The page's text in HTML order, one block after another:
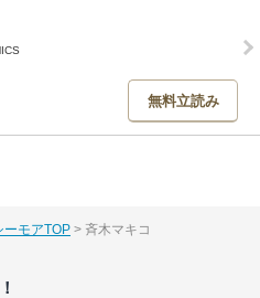
無料立読み
ーモアTOP 斉木マキコ